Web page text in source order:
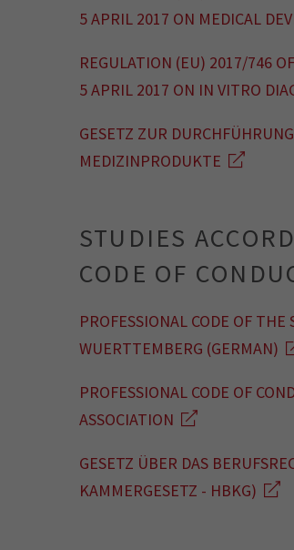
5 APRIL 2017 ON MEDICAL
REGULATION (EU) 2017/746
5 APRIL 2017 ON IN VITRO
GESETZ ZUR
MEDIZINPRODUKTE
STUDIES
CODE OF
PROFESSIONAL CODE OF
WUERTTEMBERG (GERMAN)
PROFESSIONAL CODE OF
ASSOCIATION
GESETZ ÜBER DAS
KAMMERGESETZ - HBKG)